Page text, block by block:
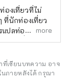
งเที่ยวที่ไม่
ที่นักท่องเที่ยว
ปลท่องเที่ยว
ท่องเที่ยวค่ะ
more
ที่เขียนบทความ อาจ
ภายหลังได้ กรุณา